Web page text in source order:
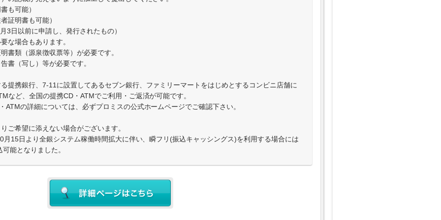
も可能）
証明書も可能）
日以前に申請し、発行されたもの）
な場合もあります。
書類（源泉徴収票等）が必要です。
書（写し）等が必要です。
提携銀行、7-11に設置してあるセブン銀行、ファミリーマートをはじめとするコンビニ店舗に
など、全国の提携CD・ATMでご利用・ご返済が可能です。
の詳細については、必ずプロミスの公式ホームページでご確認下さい。
ご希望に添えない場合がございます。
15日より全銀システム稼働時間拡大に伴い、瞬フリ(振込キャッシングス)を利用する場合には
能となりました。